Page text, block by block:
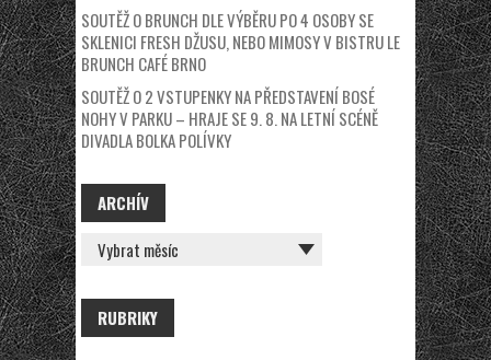
SOUTĚŽ O BRUNCH DLE VÝBĚRU PO 4 OSOBY SE
SKLENICI FRESH DŽUSU, NEBO MIMOSY V BISTRU LE
BRUNCH CAFÉ BRNO
SOUTĚŽ O 2 VSTUPENKY NA PŘEDSTAVENÍ BOSÉ
NOHY V PARKU – HRAJE SE 9. 8. NA LETNÍ SCÉNĚ
DIVADLA BOLKA POLÍVKY
ARCHÍV
ARCHÍV
RUBRIKY